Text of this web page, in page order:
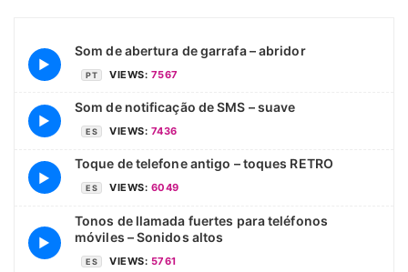
▶
Som de abertura de garrafa – abridor
PT VIEWS: 7567
▶
Som de notificação de SMS – suave
ES VIEWS: 7436
▶
Toque de telefone antigo – toques RETRO
ES VIEWS: 6049
▶
Tonos de llamada fuertes para teléfonos
móviles – Sonidos altos
ES VIEWS: 5761